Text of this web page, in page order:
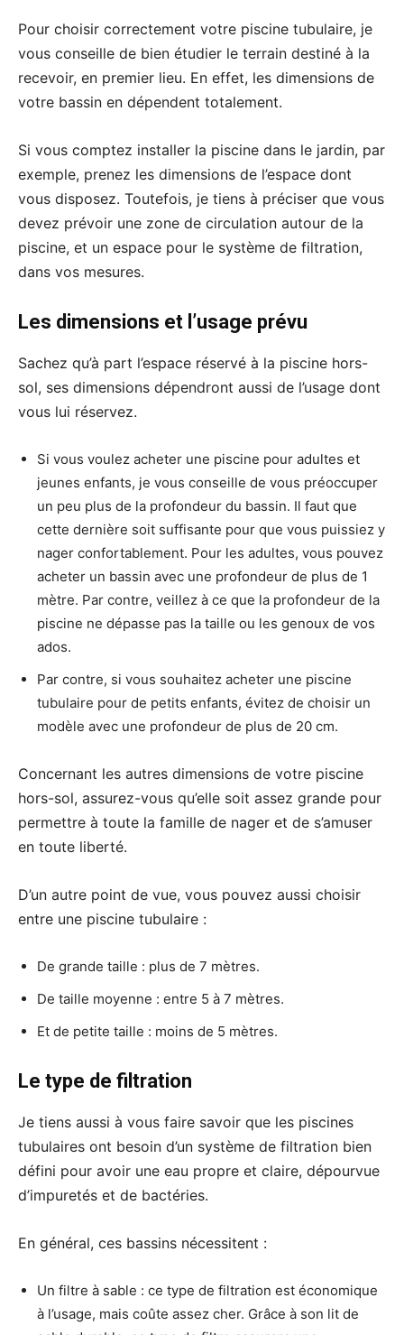
Pour choisir correctement votre piscine tubulaire, je
vous conseille de bien étudier le terrain destiné à la
recevoir, en premier lieu. En effet, les dimensions de
votre bassin en dépendent totalement.
Si vous comptez installer la piscine dans le jardin, par
exemple, prenez les dimensions de l’espace dont
vous disposez. Toutefois, je tiens à préciser que vous
devez prévoir une zone de circulation autour de la
piscine, et un espace pour le système de filtration,
dans vos mesures.
Les dimensions et l’usage prévu
Sachez qu’à part l’espace réservé à la piscine hors-
sol, ses dimensions dépendront aussi de l’usage dont
vous lui réservez.
Si vous voulez acheter une piscine pour adultes et
jeunes enfants, je vous conseille de vous préoccuper
un peu plus de la profondeur du bassin. Il faut que
cette dernière soit suffisante pour que vous puissiez y
nager confortablement. Pour les adultes, vous pouvez
acheter un bassin avec une profondeur de plus de 1
mètre. Par contre, veillez à ce que la profondeur de la
piscine ne dépasse pas la taille ou les genoux de vos
ados.
Par contre, si vous souhaitez acheter une piscine
tubulaire pour de petits enfants, évitez de choisir un
modèle avec une profondeur de plus de 20 cm.
Concernant les autres dimensions de votre piscine
hors-sol, assurez-vous qu’elle soit assez grande pour
permettre à toute la famille de nager et de s’amuser
en toute liberté.
D’un autre point de vue, vous pouvez aussi choisir
entre une piscine tubulaire :
De grande taille : plus de 7 mètres.
De taille moyenne : entre 5 à 7 mètres.
Et de petite taille : moins de 5 mètres.
Le type de filtration
Je tiens aussi à vous faire savoir que les piscines
tubulaires ont besoin d’un système de filtration bien
défini pour avoir une eau propre et claire, dépourvue
d’impuretés et de bactéries.
En général, ces bassins nécessitent :
Un filtre à sable : ce type de filtration est économique
à l’usage, mais coûte assez cher. Grâce à son lit de